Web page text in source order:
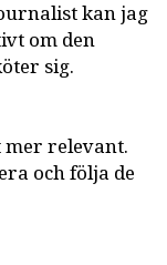
kan jag
om den
sig.
mer relevant.
och följa de